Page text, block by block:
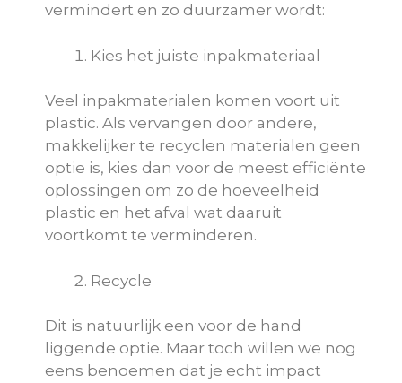
vermindert en zo duurzamer wordt:
Kies het juiste inpakmateriaal
Veel inpakmaterialen komen voort uit
plastic. Als vervangen door andere,
makkelijker te recyclen materialen geen
optie is, kies dan voor de meest efficiënte
oplossingen om zo de hoeveelheid
plastic en het afval wat daaruit
voortkomt te verminderen.
Recycle
Dit is natuurlijk een voor de hand
liggende optie. Maar toch willen we nog
eens benoemen dat je echt impact